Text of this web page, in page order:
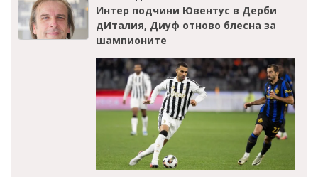
Интер подчини Ювентус в Дерби
дИталия, Диуф отново блесна за
шампионите